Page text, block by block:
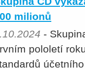
milionů
-
pololetí